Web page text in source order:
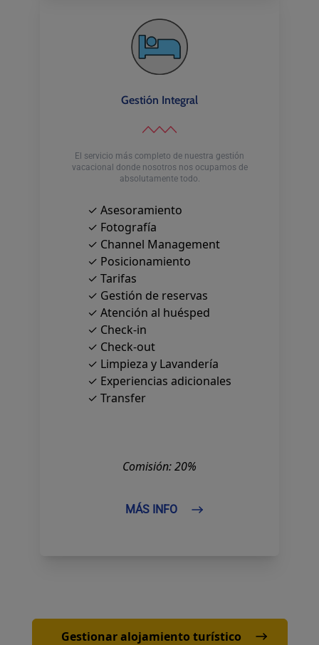
Gestión Integral
El servicio más completo de nuestra gestión
vacacional donde nosotros nos ocupamos de
absolutamente todo.
✓ Asesoramiento
✓ Fotografía
✓ Channel Management
✓ Posicionamiento
✓ Tarifas
✓ Gestión de reservas
✓ Atención al huésped
✓ Check-in
✓ Check-out
✓ Limpieza y Lavandería
✓ Experiencias adicionales
✓ Transfer
Comisión: 20%
MÁS INFO
Gestionar alojamiento turístico